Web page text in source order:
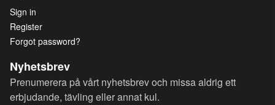
Sign in
Register
Forgot password?
Nyhetsbrev
Prenumerera på vårt nyhetsbrev och missa aldrig ett
erbjudande, tävling eller annat kul.